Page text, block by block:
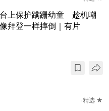
上保护蹒跚幼童 趁机嘲
拜登一样摔倒｜有片
精选 ★